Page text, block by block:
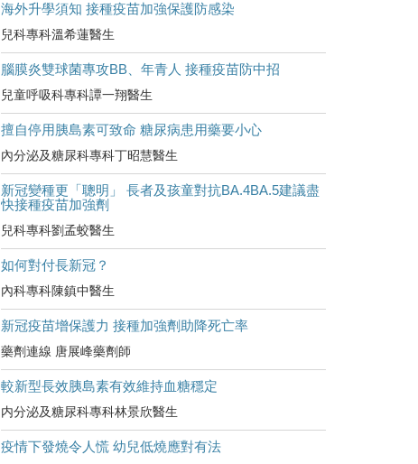
海外升學須知 接種疫苗加強保護防感染
兒科專科溫希蓮醫生
腦膜炎雙球菌專攻BB、年青人 接種疫苗防中招
兒童呼吸科專科譚一翔醫生
擅自停用胰島素可致命 糖尿病患用藥要小心
內分泌及糖尿科專科丁昭慧醫生
新冠變種更「聰明」 長者及孩童對抗BA.4BA.5建議盡
快接種疫苗加強劑
兒科專科劉孟蛟醫生
如何對付長新冠？
內科專科陳鎮中醫生
新冠疫苗增保護力 接種加強劑助降死亡率
藥劑連線 唐展峰藥劑師
較新型長效胰島素有效維持血糖穩定
内分泌及糖尿科專科林景欣醫生
疫情下發燒令人慌 幼兒低燒應對有法